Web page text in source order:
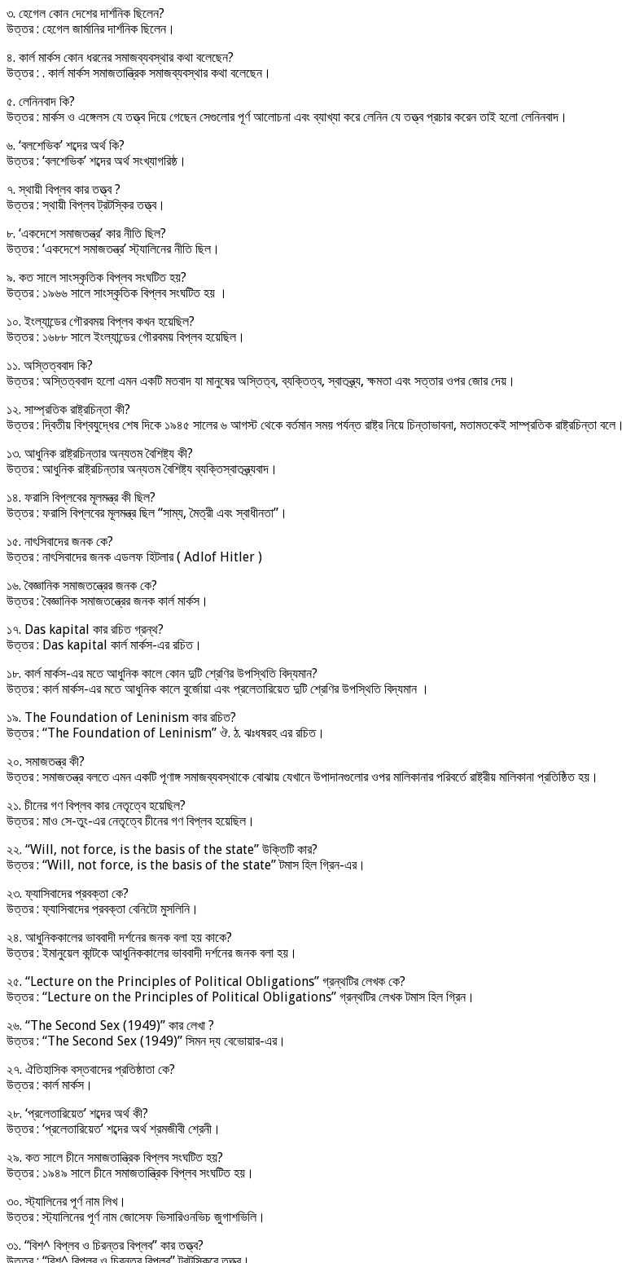
৩. হেগেল কোন দেশের দার্শনিক ছিলেন?
উত্তর : হেগেল জার্মানির দার্শনিক ছিলেন।
৪. কার্ল মার্কস কোন ধরনের সমাজব্যবস্থার কথা বলেছেন?
উত্তর : . কার্ল মার্কস সমাজতান্ত্রিক সমাজব্যবস্থার কথা বলেছেন।
৫. লেনিনবাদ কি?
উত্তর : মার্কস ও এঙ্গেলস যে তত্ত্ব দিয়ে গেছেন সেগুলোর পূর্ণ আলোচনা এবং ব্যাখ্যা করে লেনিন যে তত্ত্ব প্রচার করেন তাই হলো লেনিনবাদ।
৬. ‘বলশেভিক’ শব্দের অর্থ কি?
উত্তর : ‘বলশেভিক’ শব্দের অর্থ সংখ্যাগরিষ্ঠ।
৭. স্থায়ী বিপ্লব কার তত্ত্ব ?
উত্তর : স্থায়ী বিপ্লব ট্রটস্কির তত্ত্ব।
৮. ‘একদেশে সমাজতন্ত্র’ কার নীতি ছিল?
উত্তর : ‘একদেশে সমাজতন্ত্র’ স্ট্যালিনের নীতি ছিল।
৯. কত সালে সাংস্কৃতিক বিপ্লব সংঘটিত হয়?
উত্তর : ১৯৬৬ সালে সাংস্কৃতিক বিপ্লব সংঘটিত হয় ।
১০. ইংল্যান্ডের গৌরবময় বিপ্লব কখন হয়েছিল?
উত্তর : ১৬৮৮ সালে ইংল্যান্ডের গৌরবময় বিপ্লব হয়েছিল।
১১. অস্তিত্ববাদ কি?
উত্তর : অস্তিত্ববাদ হলো এমন একটি মতবাদ যা মানুষের অস্তিত্ব, ব্যক্তিত্ব, স্বাতন্ত্র্য, ক্ষমতা এবং সত্তার ওপর জোর দেয়।
১২. সাম্প্রতিক রাষ্ট্রচিন্তা কী?
উত্তর : দ্বিতীয় বিশ্বযুদ্ধের শেষ দিকে ১৯৪৫ সালের ৬ আগস্ট থেকে বর্তমান সময় পর্যন্ত রাষ্ট্র নিয়ে চিন্তাভাবনা, মতামতকেই সাম্প্রতিক রাষ্ট্রচিন্তা বলে।
১৩. আধুনিক রাষ্ট্রচিন্তার অন্যতম বৈশিষ্ট্য কী?
উত্তর : আধুনিক রাষ্ট্রচিন্তার অন্যতম বৈশিষ্ট্য ব্যক্তিস্বাতন্ত্র্যবাদ।
১৪. ফরাসি বিপ্লবের মূলমন্ত্র কী ছিল?
উত্তর : ফরাসি বিপ্লবের মূলমন্ত্র ছিল “সাম্য, মৈত্রী এবং স্বাধীনতা’’।
১৫. নাৎসিবাদের জনক কে?
উত্তর : নাৎসিবাদের জনক এডলফ হিটলার ( Adlof Hitler )
১৬. বৈজ্ঞানিক সমাজতন্ত্রের জনক কে?
উত্তর : বৈজ্ঞানিক সমাজতন্ত্রের জনক কার্ল মার্কস।
১৭. Das kapital কার রচিত গ্রন্থ?
উত্তর : Das kapital কার্ল মার্কস-এর রচিত।
১৮. কার্ল মার্কস-এর মতে আধুনিক কালে কোন দুটি শ্রেণির উপস্থিতি বিদ্যমান?
উত্তর : কার্ল মার্কস-এর মতে আধুনিক কালে বুর্জোয়া এবং প্রলেতারিয়েত দুটি শ্রেণির উপস্থিতি বিদ্যমান ।
১৯. The Foundation of Leninism কার রচিত?
উত্তর : “The Foundation of Leninism” ঔ. ঠ. ঝঃধষরহ এর রচিত।
২০. সমাজতন্ত্র কী?
উত্তর : সমাজতন্ত্র বলতে এমন একটি পূণাঙ্গ সমাজব্যবস্থাকে বোঝায় যেখানে উপাদানগুলোর ওপর মালিকানার পরিবর্তে রাষ্ট্রীয় মালিকানা প্রতিষ্ঠিত হয়।
২১. চীনের গণ বিপ্লব কার নেতৃত্বে হয়েছিল?
উত্তর : মাও সে-তুং-এর নেতৃত্বে চীনের গণ বিপ্লব হয়েছিল।
২২. “Will, not force, is the basis of the state” উক্তিটি কার?
উত্তর : “Will, not force, is the basis of the state” টমাস হিল গ্রিন-এর।
২৩. ফ্যাসিবাদের প্রবক্তা কে?
উত্তর : ফ্যাসিবাদের প্রবক্তা বেনিটো মুসলিনি।
২৪. আধুনিককালের ভাববাদী দর্শনের জনক বলা হয় কাকে?
উত্তর : ইমানুয়েল কান্টকে আধুনিককালের ভাববাদী দর্শনের জনক বলা হয়।
২৫. “Lecture on the Principles of Political Obligations” গ্রন্থটির লেখক কে?
উত্তর : “Lecture on the Principles of Political Obligations” গ্রন্থটির লেখক টমাস হিল গ্রিন।
২৬. “The Second Sex (1949)” কার লেখা ?
উত্তর : “The Second Sex (1949)” সিমন দ্য বেভোয়ার-এর।
২৭. ঐতিহাসিক বস্তবাদের প্রতিষ্ঠাতা কে?
উত্তর : কার্ল মার্কস।
২৮. ‘প্রলেতারিয়েত’ শব্দের অর্থ কী?
উত্তর : ‘প্রলেতারিয়েত’ শব্দের অর্থ শ্রমজীবী শ্রেনী।
২৯. কত সালে চীনে সমাজতান্ত্রিক বিপ্লব সংঘটিত হয়?
উত্তর : ১৯৪৯ সালে চীনে সমাজতান্ত্রিক বিপ্লব সংঘটিত হয়।
৩০. স্ট্যালিনের পূর্ণ নাম লিখ।
উত্তর : স্ট্যালিনের পূর্ণ নাম জোসেফ ভিসারিওনভিচ জুগাশভিলি।
৩১. “বিশ^ বিপ্লব ও চিরন্তর বিপ্লব” কার তত্ত্ব?